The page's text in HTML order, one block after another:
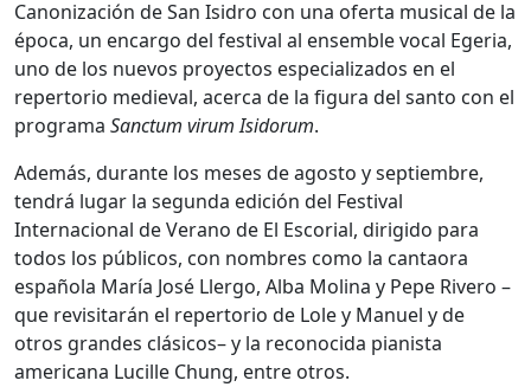
Canonización de San Isidro con una oferta musical de la
época, un encargo del festival al ensemble vocal Egeria,
uno de los nuevos proyectos especializados en el
repertorio medieval, acerca de la figura del santo con el
programa Sanctum virum Isidorum.
Además, durante los meses de agosto y septiembre,
tendrá lugar la segunda edición del Festival
Internacional de Verano de El Escorial, dirigido para
todos los públicos, con nombres como la cantaora
española María José Llergo, Alba Molina y Pepe Rivero –
que revisitarán el repertorio de Lole y Manuel y de
otros grandes clásicos– y la reconocida pianista
americana Lucille Chung, entre otros.